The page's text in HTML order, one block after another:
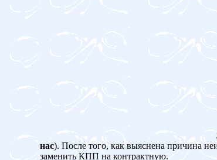
нас). После того, как выяснена причина
заменить КПП на контрактную.